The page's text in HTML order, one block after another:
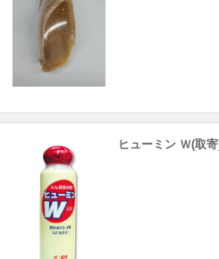
ヒューミン Ｗ(取